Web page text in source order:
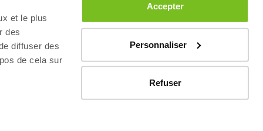
et le plus
des
diffuser des
de cela sur
Accepter
Personnaliser
Refuser